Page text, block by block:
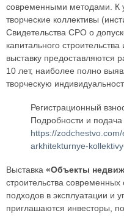
современными методами. К
творческие коллективы
Свидетельства СРО о
капитального
выставку предоставляются
10 лет, наиболее полно
творческую
Регистрационный
Подробности и подача
https://
arkhitekturnye-
Выставка «Объекты
строительства
подходов в эксплуатации и
приглашаются инвесторы,